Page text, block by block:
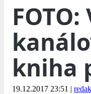
kniha
19.12.2017 23:51 |